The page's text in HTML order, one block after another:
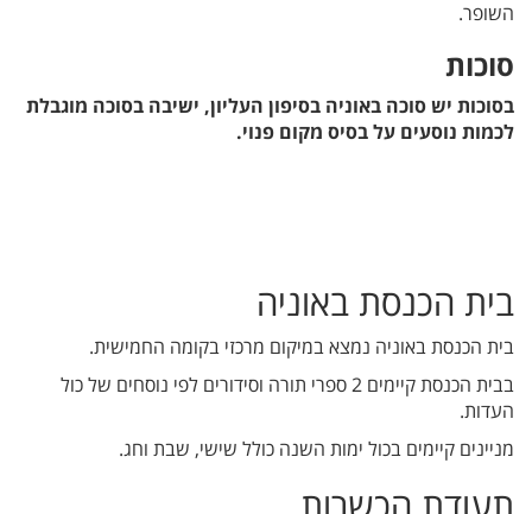
השופר.
סוכות
בסוכות יש סוכה באוניה בסיפון העליון, ישיבה בסוכה מוגבלת
לכמות נוסעים על בסיס מקום פנוי.
בית הכנסת באוניה
בית הכנסת באוניה נמצא במיקום מרכזי בקומה החמישית.
בבית הכנסת קיימים 2 ספרי תורה וסידורים לפי נוסחים של כול
העדות.
מניינים קיימים בכול ימות השנה כולל שישי, שבת וחג.